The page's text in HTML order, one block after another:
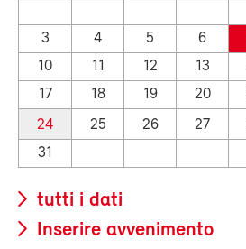
3
4 5 6
10
11 12 13
17
18 19 20
24
25 26 27
31
tutti i dati
Inserire avvenimento